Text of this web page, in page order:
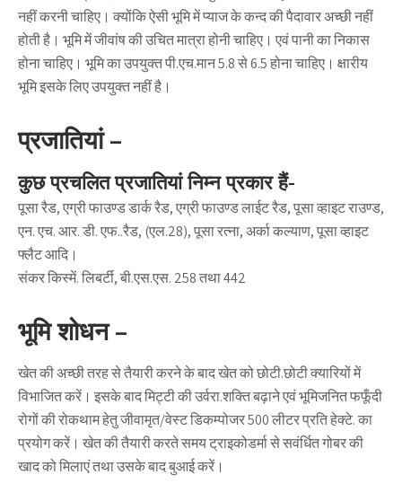
नहीं करनी चाहिए। क्योंकि ऐसी भूमि में प्याज के कन्द की पैदावार अच्छी नहीं
होती है। भूमि में जीवांष की उचित मात्रा होनी चाहिए। एवं पानी का निकास
होना चाहिए। भूमि का उपयुक्त पी.एच.मान 5.8 से 6.5 होना चाहिए। क्षारीय
भूमि इसके लिए उपयुक्त नहीं है।
प्रजातियां –
कुछ प्रचलित प्रजातियां निम्न प्रकार हैं-
पूसा रैड, एग्री फाउण्ड डार्क रैड, एग्री फाउण्ड लाईट रैड, पूसा व्हाइट राउण्ड,
एन. एच. आर. डी. एफ..रैड, (एल.28), पूसा रत्ना, अर्का कल्याण, पूसा व्हाइट
फ्लैट आदि।
संकर किस्में. लिबर्टी, बी.एस.एस. 258 तथा 442
भूमि शोधन –
खेत की अच्छी तरह से तैयारी करने के बाद खेत को छोटी.छोटी क्यारियों में
विभाजित करें। इसके बाद मिट्टी की उर्वरा.शक्ति बढ़ाने एवं भूमिजनित फफूँदी
रोगों की रोकथाम हेतु जीवामृत/वेस्ट डिकम्पोजर 500 लीटर प्रति हेक्टे. का
प्रयोग करें। खेत की तैयारी करते समय ट्राइकोडर्मा से सवंर्धित गोबर की
खाद को मिलाएं तथा उसके बाद बुआई करें।